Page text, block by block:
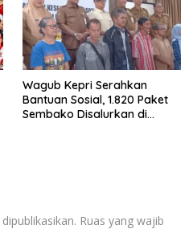
Wagub Kepri Serahkan
Bantuan Sosial, 1.820 Paket
Sembako Disalurkan di
Ruas yang wajib